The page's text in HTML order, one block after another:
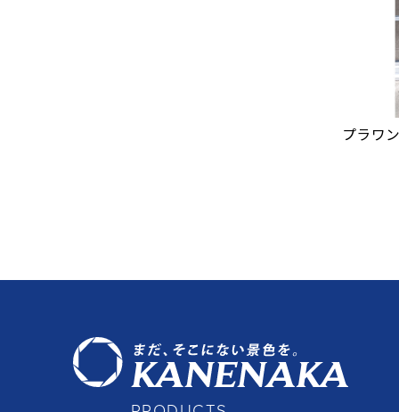
プラワ